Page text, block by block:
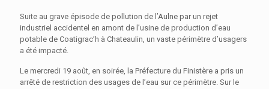
Suite au grave épisode de pollution de l’Aulne par un rejet
industriel accidentel en amont de l’usine de production d’eau
potable de Coatigrac’h à Chateaulin, un vaste périmètre d’usagers
a été impacté.
Le mercredi 19 août, en soirée, la Préfecture du Finistère a pris un
arrêté de restriction des usages de l’eau sur ce périmètre. Sur le